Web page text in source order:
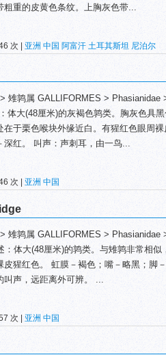
粗重的皮黄色条纹。上胸灰色带...
次 | 亚洲 中国 阿富汗 土耳其斯坦 尼泊尔
雉鹑属 GALLIFORMES > Phasianidae
体大(48厘米)的灰褐色鹑类。胸灰色具
在于栗色喉块外缘近白。有猩红色眼周裸
深红。 叫声：声刺耳，由一鸟...
次 | 亚洲 中国
雉鹑属 GALLIFORMES > Phasianidae
：体大(48厘米)的鹑类。与雉鹑非常相似
皮猩红色。 虹膜－褐色；嘴－略黑；脚
叫声，远距离外可辨。 ...
次 | 亚洲 中国